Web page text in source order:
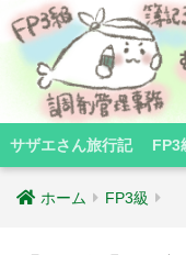
サザエさん旅行記 FP3
ホーム FP3級